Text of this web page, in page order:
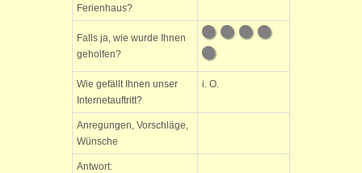
Ferienhaus?
Falls ja, wie wurde Ihnen
geholfen?
Wie gefällt Ihnen unser
Internetauftritt?
i. O.
Anregungen, Vorschläge,
Wünsche
Antwort: